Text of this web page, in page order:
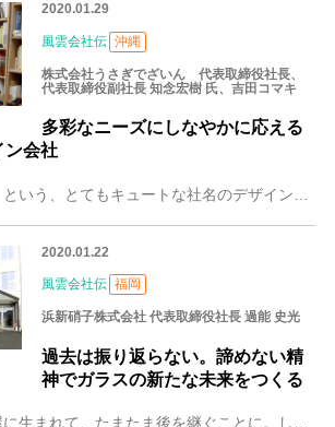
2020.01.29
風雲会社伝 沖縄
株式会社うさぎでざいん 代表取締役社長、
代表取締役副社長 知念宏樹 氏、吉田コマキ
多彩なニーズにしなやかに応える
ン会社
2020.01.22
風雲会社伝 福岡
浜新硝子株式会社 代表取締役社長 過能 史光
過去は振り返らない。諦めない精
神でガラスの新たな未来をつくる
「たまたまガラス屋に生まれて、たまたま後を継ぐことに。しかし、やるからには過去は振り返らない」と浜新硝子株式会社の３代目、過能史光さんは話します。九州を中心に全